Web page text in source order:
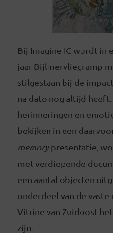
Bij Imagine IC wordt in
jaar Bijlmervliegramp
stilgestaan bij de
na dato nog altijd heeft.
herinneringen en
bekijken in een
memorypresentatie,
met verdiepende
een aantal objecten
onderdeel van de vaste
Vitrine van Zuidoost
zijn.